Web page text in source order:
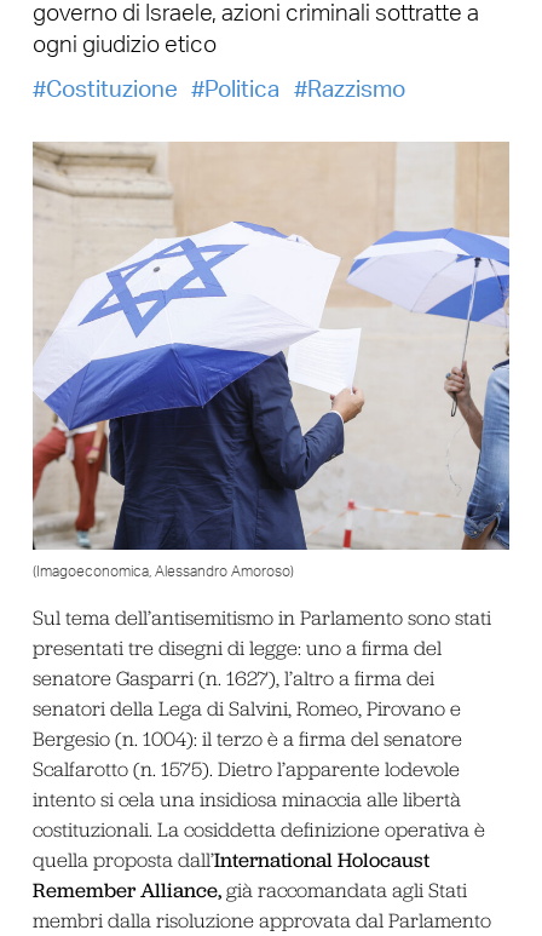
governo di Israele, azioni criminali sottratte a
ogni giudizio etico
Costituzione
Politica Razzismo
(Imagoeconomica, Alessandro Amoroso)
Sul tema dell’antisemitismo in Parlamento sono stati
presentati tre disegni di legge: uno a firma del
senatore Gasparri (n. 1627), l’altro a firma dei
senatori della Lega di Salvini, Romeo, Pirovano e
Bergesio (n. 1004): il terzo è a firma del senatore
Scalfarotto (n. 1575). Dietro l’apparente lodevole
intento si cela una insidiosa minaccia alle libertà
costituzionali. La cosiddetta definizione operativa è
quella proposta dall’International Holocaust
Remember Alliance,già raccomandata agli Stati
membri dalla risoluzione approvata dal Parlamento